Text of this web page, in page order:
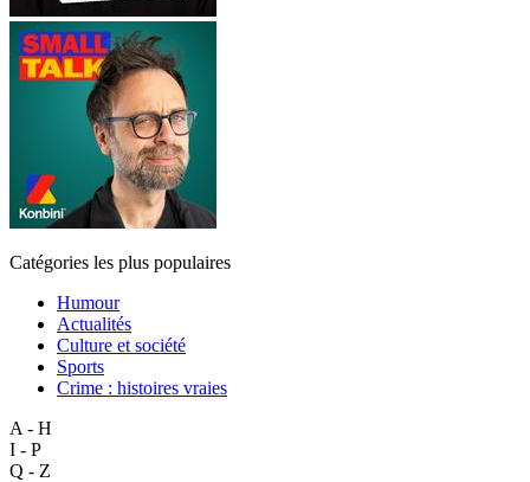
Catégories les plus populaires
Humour
Actualités
Culture et société
Sports
Crime : histoires vraies
A - H
I - P
Q - Z